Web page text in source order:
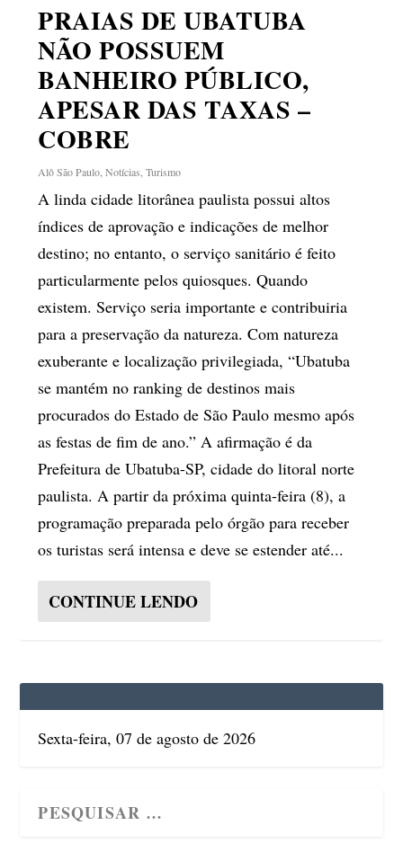
PRAIAS DE UBATUBA
NÃO POSSUEM
BANHEIRO PÚBLICO,
APESAR DAS TAXAS –
COBRE
Alô São Paulo ,Notícias ,Turismo
A linda cidade litorânea paulista possui altos
índices de aprovação e indicações de melhor
destino; no entanto, o serviço sanitário é feito
particularmente pelos quiosques. Quando
existem. Serviço seria importante e contribuiria
para a preservação da natureza. Com natureza
exuberante e localização privilegiada, “Ubatuba
se mantém no ranking de destinos mais
procurados do Estado de São Paulo mesmo após
as festas de fim de ano.” A afirmação é da
Prefeitura de Ubatuba-SP, cidade do litoral norte
paulista. A partir da próxima quinta-feira (8), a
programação preparada pelo órgão para receber
os turistas será intensa e deve se estender até...
CONTINUE LENDO
Sexta-feira, 07 de agosto de 2026